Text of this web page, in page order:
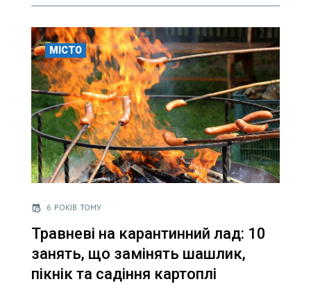
МІСТО
6 РОКІВ ТОМУ
Травневі на карантинний лад: 10
занять, що замінять шашлик,
пікнік та садіння картоплі